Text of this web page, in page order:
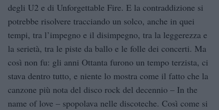
degli U2 e di Unforgettable Fire. E la contraddizione si
potrebbe risolvere tracciando un solco, anche in quei
tempi, tra l’impegno e il disimpegno, tra la leggerezza e
la serietà, tra le piste da ballo e le folle dei concerti. Ma
così non fu: gli anni Ottanta furono un tempo terzista, ci
stava dentro tutto, e niente lo mostra come il fatto che la
canzone più nota del disco rock del decennio – In the
name of love – spopolava nelle discoteche. Così come si